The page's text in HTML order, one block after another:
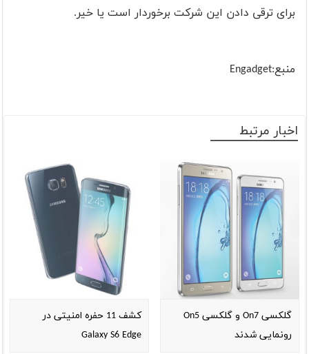
برای ترقی دادن این شرکت برخوردار است یا خیر.
منبع:Engadget
اخبار مرتبط
گلکسی On7 و گلکسی On5
رونمایی شدند
کشف 11 حفره امنیتی در
Galaxy S6 Edge